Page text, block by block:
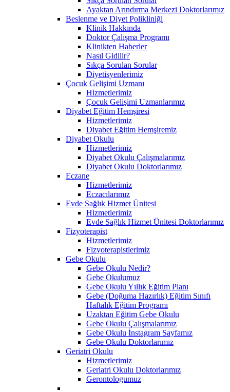
Ayaktan Arındırma Merkezi Doktorlarımız
Beslenme ve Diyet Polikliniği
Klinik Hakkında
Doktor Çalışma Programı
Klinikten Haberler
Nasıl Gidilir?
Sıkça Sorulan Sorular
Diyetisyenlerimiz
Çocuk Gelişimi Uzmanı
Hizmetlerimiz
Çocuk Gelişimi Uzmanlarımız
Diyabet Eğitim Hemşiresi
Hizmetlerimiz
Diyabet Eğitim Hemşiremiz
Diyabet Okulu
Hizmetlerimiz
Diyabet Okulu Çalışmalarımız
Diyabet Okulu Doktorlarımız
Eczane
Hizmetlerimiz
Eczacılarımız
Evde Sağlık Hizmet Ünitesi
Hizmetlerimiz
Evde Sağlık Hizmet Ünitesi Doktorlarımız
Fizyoterapist
Hizmetlerimiz
Fizyoterapistlerimiz
Gebe Okulu
Gebe Okulu Nedir?
Gebe Okulumuz
Gebe Okulu Yıllık Eğitim Planı
Gebe (Doğuma Hazırlık) Eğitim Sınıfı
Haftalık Eğitim Programı
Uzaktan Eğitim Gebe Okulu
Gebe Okulu Çalışmalarımız
Gebe Okulu İnstagram Sayfamız
Gebe Okulu Doktorlarımız
Geriatri Okulu
Hizmetlerimiz
Geriatri Okulu Doktorlarımız
Gerontologumuz